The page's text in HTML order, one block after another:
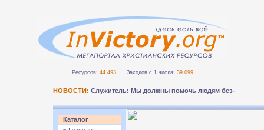
Ресурсов: 44 493 Заходов с 1 числа: 39 099
НОВОСТИ: Служитель: Мы должны помочь людям безопасно
Каталог